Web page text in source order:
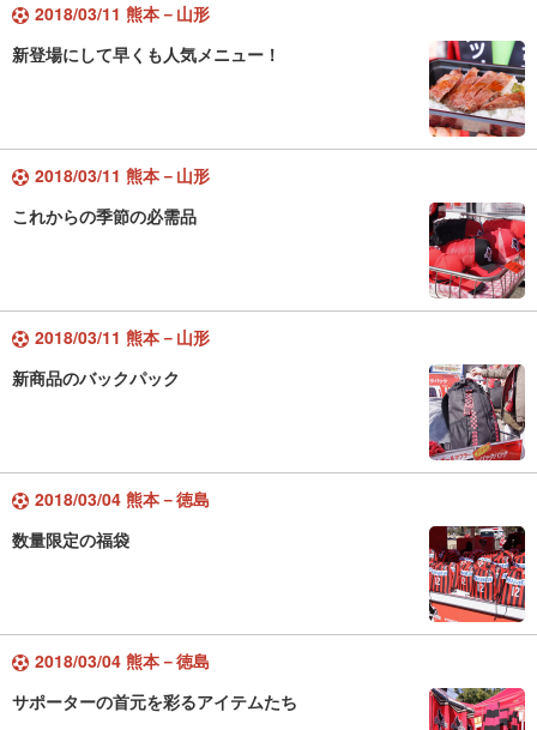
2018/03/11 熊本－山形
新登場にして早くも人気メニュー！
2018/03/11 熊本－山形
これからの季節の必需品
2018/03/11 熊本－山形
新商品のバックパック
2018/03/04 熊本－徳島
数量限定の福袋
2018/03/04 熊本－徳島
サポーターの首元を彩るアイテムたち